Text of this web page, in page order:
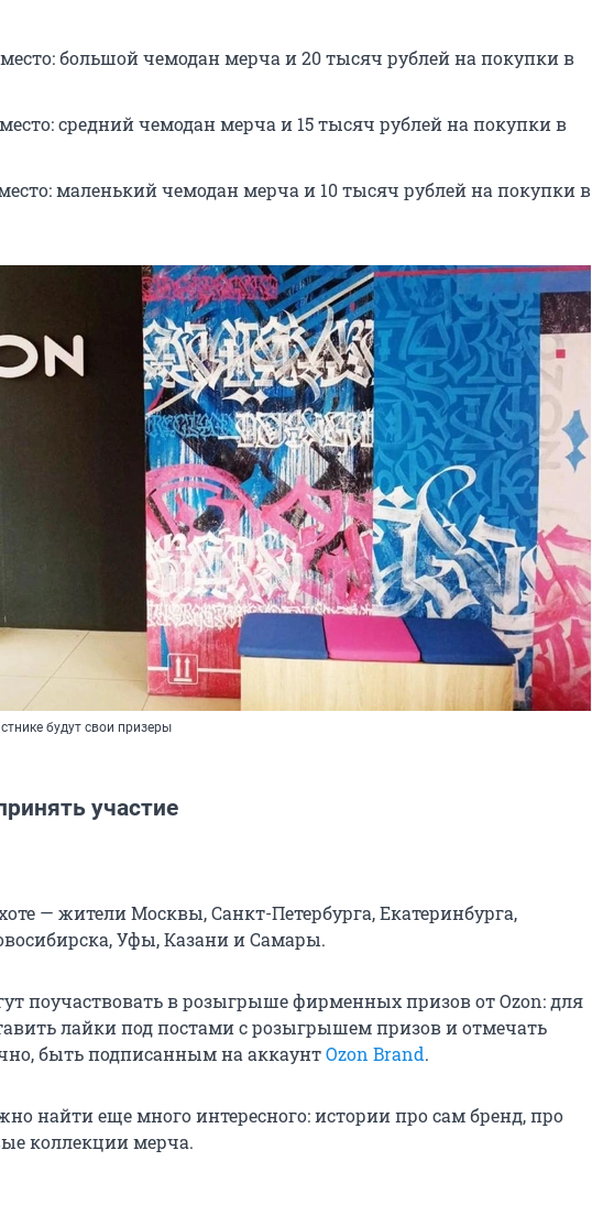
большой чемодан мерча и 20 тысяч рублей на покупки в
средний чемодан мерча и 15 тысяч рублей на покупки в
маленький чемодан мерча и 10 тысяч рублей на покупки в
будут свои призеры
участие
— жители Москвы, Санкт-Петербурга, Екатеринбурга,
Уфы, Казани и Самары.
поучаствовать в розыгрыше фирменных призов от Ozon: для
лайки под постами с розыгрышем призов и отмечать
быть подписанным на аккаунтOzon Brand.
найти еще много интересного: истории про сам бренд, про
коллекции мерча.